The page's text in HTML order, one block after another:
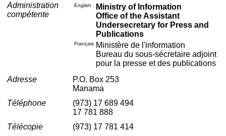
Administration
compétente
English
Ministry of Information
Office of the Assistant
Undersecretary for Press and
Publications
Français Ministère de l'information
Bureau du sous-sécretaire adjoint
pour la presse et des publications
Adresse
P.O. Box 253
Manama
Téléphone
(973) 17 689 494
17 781 888
Télécopie
(973) 17 781 414